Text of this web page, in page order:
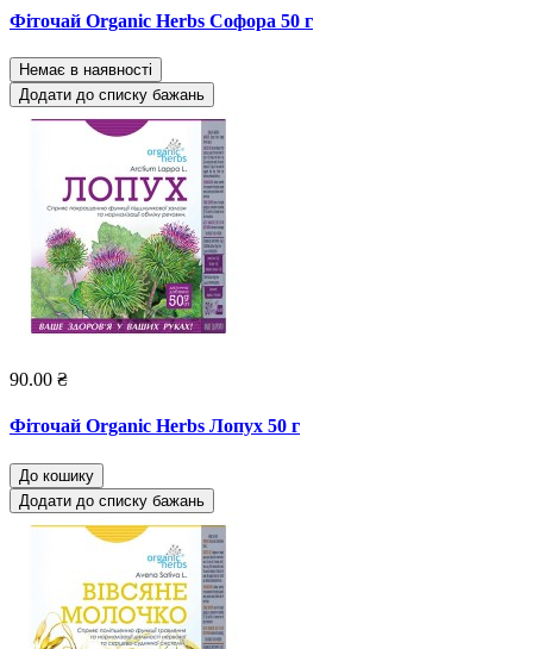
Фіточай Organic Herbs Софора 50 г
Немає в наявності
Додати до списку бажань
90.00 ₴
Фіточай Organic Herbs Лопух 50 г
До кошику
Додати до списку бажань